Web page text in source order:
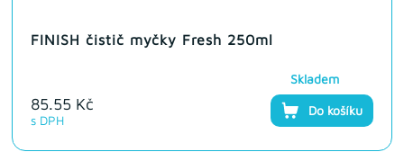
FINISH čistič myčky Fresh 250ml
85.55 Kč
s DPH
Skladem
Do košíku